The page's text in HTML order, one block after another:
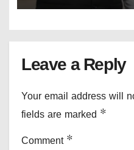
Leave a Reply
Your email address will
fields are marked *
Comment *